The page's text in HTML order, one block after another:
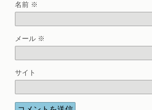
名前 ※
メール ※
サイト